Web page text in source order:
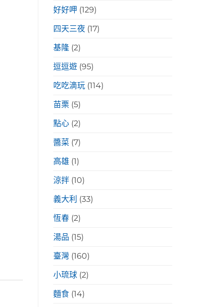
好好呷 (129)
四天三夜 (17)
基隆 (2)
逗逗遊 (95)
吃吃滴玩 (114)
苗栗 (5)
點心 (2)
醬菜 (7)
高雄 (1)
涼拌 (10)
義大利 (33)
恆春 (2)
湯品 (15)
臺灣 (160)
小琉球 (2)
麵食 (14)